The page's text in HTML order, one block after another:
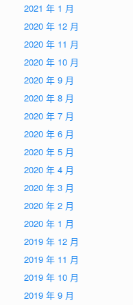
2021 年 1 月
2020 年 12 月
2020 年 11 月
2020 年 10 月
2020 年 9 月
2020 年 8 月
2020 年 7 月
2020 年 6 月
2020 年 5 月
2020 年 4 月
2020 年 3 月
2020 年 2 月
2020 年 1 月
2019 年 12 月
2019 年 11 月
2019 年 10 月
2019 年 9 月